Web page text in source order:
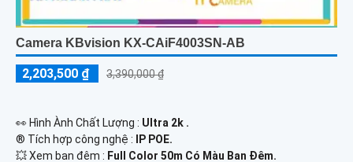
Camera KBvision KX-CAiF4003SN-AB
2,203,500 ₫ 3,390,000 ₫
️👀 Hình Ành Chất Lượng : Ultra 2k .
®️ Tích hợp công nghệ :
IP POE.
💥 Xem ban đêm : Full Color 50m Có Màu Ban Đêm.